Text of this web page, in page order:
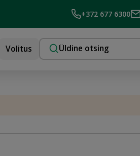
+372 677 6300
Volitus